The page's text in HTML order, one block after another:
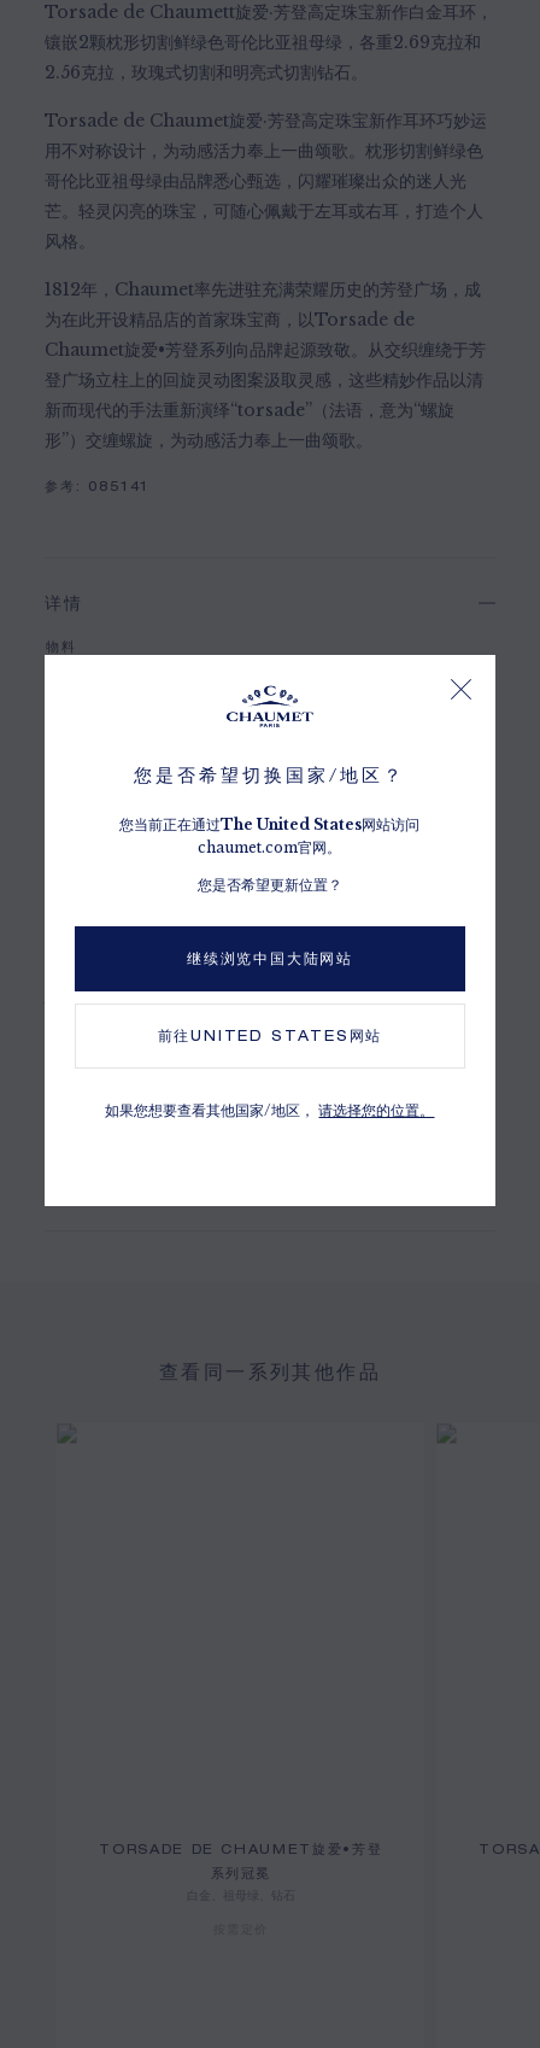
您是否希望切换国家/地区？
您当前正在通过TheUnited States网站访问
chaumet.com官网。
您是否希望更新位置？
继续浏览中国大陆网站
前往UNITED STATES 网站
如果您想要查看其他国家/地区，请选择您的位置。
Torsade de Chaumett旋爱·芳登高定珠宝新作白金耳环，
镶嵌2颗枕形切割鲜绿色哥伦比亚祖母绿，各重2.69克拉和
2.56克拉，玫瑰式切割和明亮式切割钻石。
Torsade de Chaumet旋爱·芳登高定珠宝新作耳环巧妙运
用不对称设计，为动感活力奉上一曲颂歌。枕形切割鲜绿色
哥伦比亚祖母绿由品牌悉心甄选，闪耀璀璨出众的迷人光
芒。轻灵闪亮的珠宝，可随心佩戴于左耳或右耳，打造个人
风格。
1812年，Chaumet率先进驻充满荣耀历史的芳登广场，成
为在此开设精品店的首家珠宝商，以Torsade de
Chaumet旋爱•芳登系列向品牌起源致敬。从交织缠绕于芳
登广场立柱上的回旋灵动图案汲取灵感，这些精妙作品以清
新而现代的手法重新演绎“torsade”（法语，意为“螺旋
形”）交缠螺旋，为动感活力奉上一曲颂歌。
参考: 085141
详情
物料
2颗枕形切割鲜绿色哥伦比亚祖母绿，各重约2.56和2.69克
The Maison Chaumet selects very carefully the
diamonds and stones that will be set on each
jewellery creation or timepiece.
哥伦比亚
查看同一系列其他作品
TORSADE DE CHAUMET旋爱•芳登
系列冠冕
白金、祖母绿、钻石